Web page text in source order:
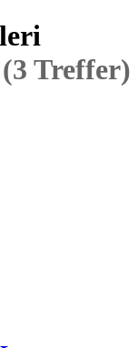
(3 Treffer)